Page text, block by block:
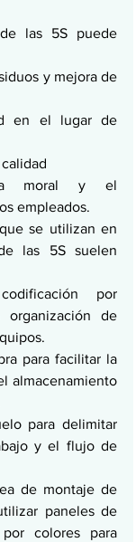
las 5S puede
y mejora de
en el lugar de
moral y el
empleados.
se utilizan en
las 5S suelen
por
de
para facilitar la
almacenamiento
para delimitar
y el flujo de
de montaje de
paneles de
colores para